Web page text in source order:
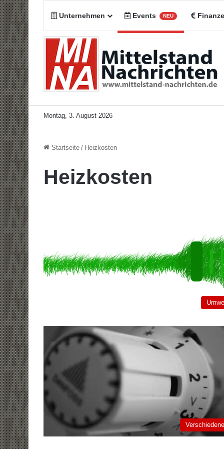
Unternehmen Events NEU
Montag, 3. August 2026
Startseite / Heizkosten
Heizkosten